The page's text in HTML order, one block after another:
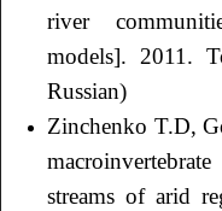
river
models]. 2011.
Russian)
Zinchenko T.D,
streams of arid